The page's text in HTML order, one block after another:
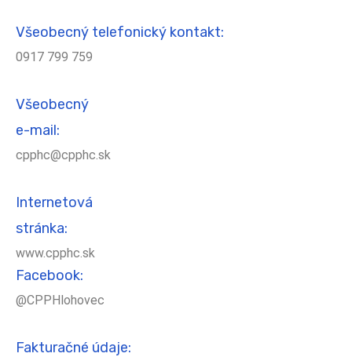
Všeobecný telefonický kontakt:
0917 799 759
Všeobecný
e-mail:
cpphc@cpphc.sk
Internetová
stránka:
www.cpphc.sk
Facebook:
@CPPHlohovec
Fakturačné údaje: